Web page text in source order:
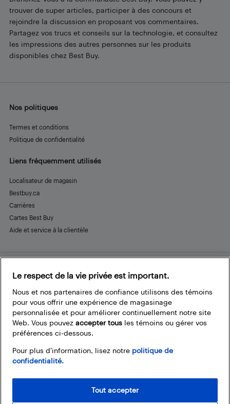
trouver de super articles, participer à des concours et
rejoindre la discussion en proposant vos commentaires.
Partagez vos trucs et conseils sur la technologie, et consultez
les impressions des autres personnes sur les produits
disponibles chez Best Buy.
Nos politiques
Termes et conditions
Politique de confidentialité
Liens fréquemment utilisés
Localisateur de magasin
Bestbuy.ca
Carrières
Cartes Best Buy
Aide et service à la clientèle
Restez connecté
FacebookInstagram
PinterestLinkedInYouTube
Le respect de la vie privée est important.
Nous et nos partenaires de confiance utilisons des témoins
pour vous offrir une expérience de magasinage
personnalisée et pour améliorer continuellement notre site
Web. Vous pouvez accepter tous les témoins ou gérer vos
préférences ci-dessous.
Pour plus d’information, lisez notre politique de
confidentialité.
Tout accepter